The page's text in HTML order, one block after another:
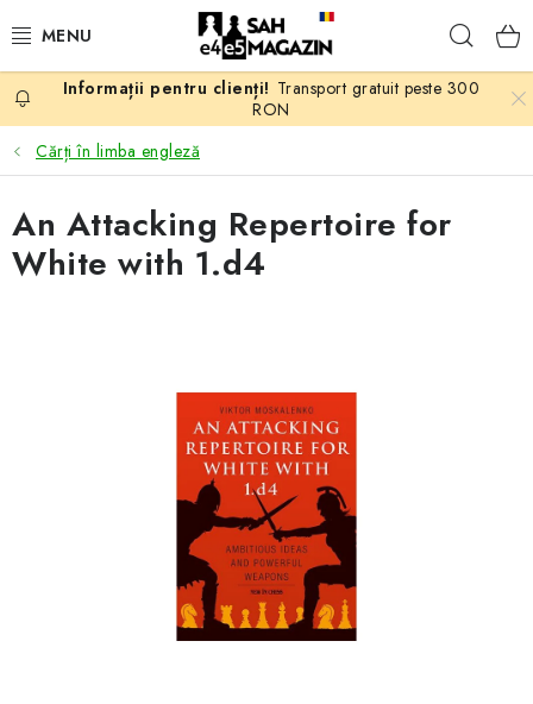
PROMOTII
ȘAH
PIESE DE ȘAH
Transport gratuit peste 300
RON
Cărți în limba engleză
An Attacking Repertoire for
White with 1.d4